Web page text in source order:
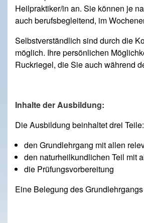
Ich willige ein, dass meine Angaben
Heilpraktiker/in an. Sie können je
auch berufsbegleitend, im
Selbstverständlich sind durch die
möglich. Ihre persönlichen
Ruckriegel, die Sie auch während
Inhalte der Ausbildung:
Die Ausbildung beinhaltet drei Teile:
den Grundlehrgang mit allen
den naturheilkundlichen Teil mit
die Prüfungsvorbereitung
Eine Belegung des